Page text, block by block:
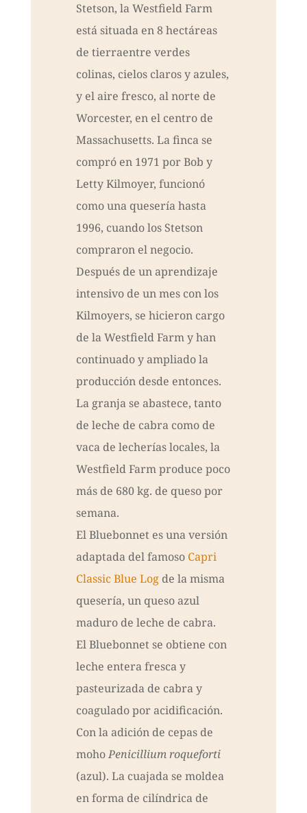
Stetson, la Westfield Farm
está situada en 8 hectáreas
de tierraentre verdes
colinas, cielos claros y azules,
y el aire fresco, al norte de
Worcester, en el centro de
Massachusetts. La finca se
compró en 1971 por Bob y
Letty Kilmoyer, funcionó
como una quesería hasta
1996, cuando los Stetson
compraron el negocio.
Después de un aprendizaje
intensivo de un mes con los
Kilmoyers, se hicieron cargo
de la Westfield Farm y han
continuado y ampliado la
producción desde entonces.
La granja se abastece, tanto
de leche de cabra como de
vaca de lecherías locales, la
Westfield Farm produce poco
más de 680 kg. de queso por
semana.
El Bluebonnet es una versión
adaptada del famoso Capri
Classic Blue Logde la misma
quesería, un queso azul
maduro de leche de cabra.
El Bluebonnet se obtiene con
leche entera fresca y
pasteurizada de cabra y
coagulado por acidificación.
Con la adición de cepas de
mohoPenicillium roqueforti
(azul). La cuajada se moldea
en forma de cilíndrica de